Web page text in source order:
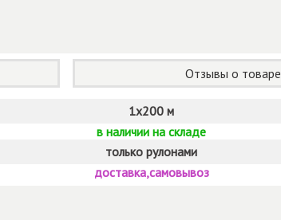
Отзывы о товаре
1х200 м
в наличии на складе
только рулонами
доставка,самовывоз